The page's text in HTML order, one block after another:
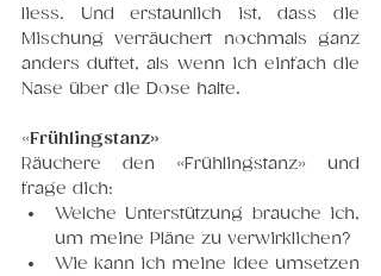
liess. Und erstaunlich ist, dass die
Mischung verräuchert nochmals ganz
anders duftet, als wenn ich einfach die
Nase über die Dose halte.
«Frühlingstanz»
Räuchere den «Frühlingstanz» und
frage dich:
Welche Unterstützung brauche ich,
um meine Pläne zu verwirklichen?
Wie kann ich meine Idee umsetzen